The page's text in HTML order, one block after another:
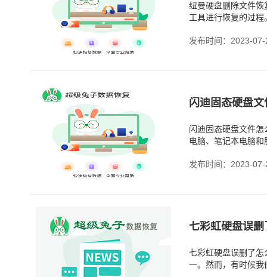
纽曼硬盘删除文件
工具进行恢复的过
发布时间：2023-07-
闪迪固态硬盘
闪迪固态硬盘文件
电脑、笔记本电脑
发布时间：2023-07-
七彩虹硬盘误
七彩虹硬盘误删了
一。然而，有时候